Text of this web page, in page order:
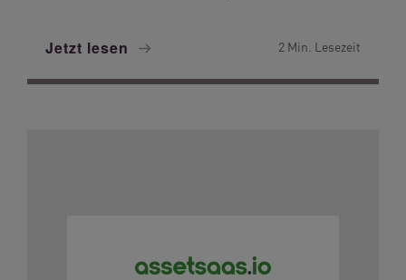
Jetzt lesen 2 Min. Lesezeit